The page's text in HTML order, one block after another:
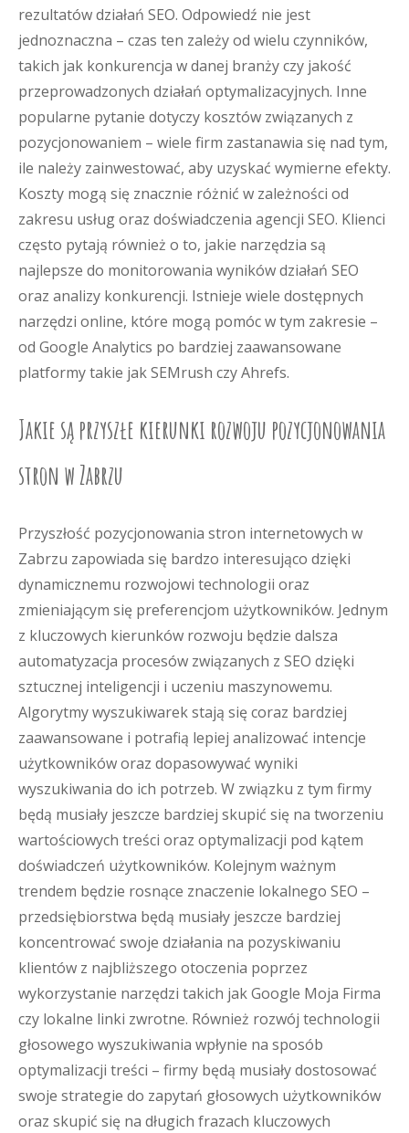
rezultatów działań SEO. Odpowiedź nie jest
jednoznaczna – czas ten zależy od wielu czynników,
takich jak konkurencja w danej branży czy jakość
przeprowadzonych działań optymalizacyjnych. Inne
popularne pytanie dotyczy kosztów związanych z
pozycjonowaniem – wiele firm zastanawia się nad tym,
ile należy zainwestować, aby uzyskać wymierne efekty.
Koszty mogą się znacznie różnić w zależności od
zakresu usług oraz doświadczenia agencji SEO. Klienci
często pytają również o to, jakie narzędzia są
najlepsze do monitorowania wyników działań SEO
oraz analizy konkurencji. Istnieje wiele dostępnych
narzędzi online, które mogą pomóc w tym zakresie –
od Google Analytics po bardziej zaawansowane
platformy takie jak SEMrush czy Ahrefs.
Jakie są przyszłe kierunki rozwoju pozycjonowania
stron w Zabrzu
Przyszłość pozycjonowania stron internetowych w
Zabrzu zapowiada się bardzo interesująco dzięki
dynamicznemu rozwojowi technologii oraz
zmieniającym się preferencjom użytkowników. Jednym
z kluczowych kierunków rozwoju będzie dalsza
automatyzacja procesów związanych z SEO dzięki
sztucznej inteligencji i uczeniu maszynowemu.
Algorytmy wyszukiwarek stają się coraz bardziej
zaawansowane i potrafią lepiej analizować intencje
użytkowników oraz dopasowywać wyniki
wyszukiwania do ich potrzeb. W związku z tym firmy
będą musiały jeszcze bardziej skupić się na tworzeniu
wartościowych treści oraz optymalizacji pod kątem
doświadczeń użytkowników. Kolejnym ważnym
trendem będzie rosnące znaczenie lokalnego SEO –
przedsiębiorstwa będą musiały jeszcze bardziej
koncentrować swoje działania na pozyskiwaniu
klientów z najbliższego otoczenia poprzez
wykorzystanie narzędzi takich jak Google Moja Firma
czy lokalne linki zwrotne. Również rozwój technologii
głosowego wyszukiwania wpłynie na sposób
optymalizacji treści – firmy będą musiały dostosować
swoje strategie do zapytań głosowych użytkowników
oraz skupić się na długich frazach kluczowych